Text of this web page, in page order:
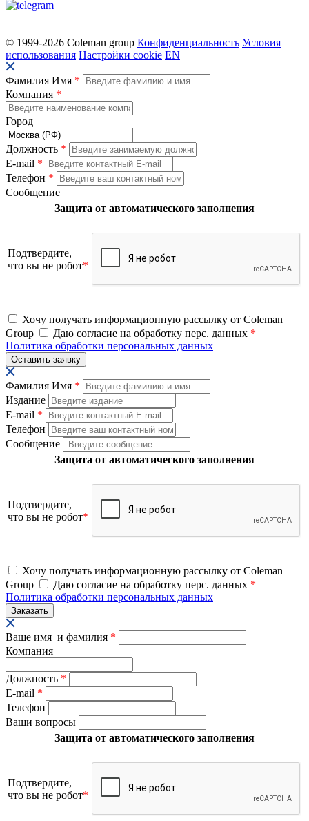
© 1999-2026 Coleman group Конфиденциальность Условия
использования Настройки cookie EN
Фамилия Имя *
Компания *
Город
Должность *
E-mail *
Телефон *
Сообщение
Защита от автоматического заполнения
Подтвердите,
что вы не робот*
Хочу получать информационную рассылку от Coleman
Group
Даю согласие на обработку перс. данных *
Политика обработки персональных данных
Фамилия Имя *
Издание
E-mail *
Телефон
Сообщение
Защита от автоматического заполнения
Подтвердите,
что вы не робот*
Хочу получать информационную рассылку от Coleman
Group
Даю согласие на обработку перс. данных *
Политика обработки персональных данных
Ваше имя и фамилия *
Компания
Должность *
E-mail *
Телефон
Ваши вопросы
Защита от автоматического заполнения
Подтвердите,
что вы не робот*